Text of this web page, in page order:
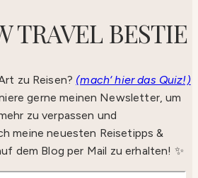
TRAVEL BESTIE
zu Reisen? (mach‘ hier das Quiz!)
gerne meinen Newsletter, um
zu verpassen und
meine neuesten Reisetipps &
dem Blog per Mail zu erhalten! ✨